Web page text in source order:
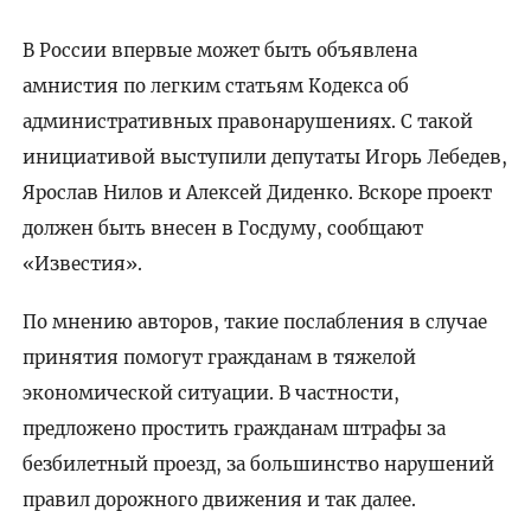
В России впервые может быть объявлена
амнистия по легким статьям Кодекса об
административных правонарушениях. С такой
инициативой выступили депутаты Игорь Лебедев,
Ярослав Нилов и Алексей Диденко. Вскоре проект
должен быть внесен в Госдуму, сообщают
«Известия».
По мнению авторов, такие послабления в случае
принятия помогут гражданам в тяжелой
экономической ситуации. В частности,
предложено простить гражданам штрафы за
безбилетный проезд, за большинство нарушений
правил дорожного движения и так далее.